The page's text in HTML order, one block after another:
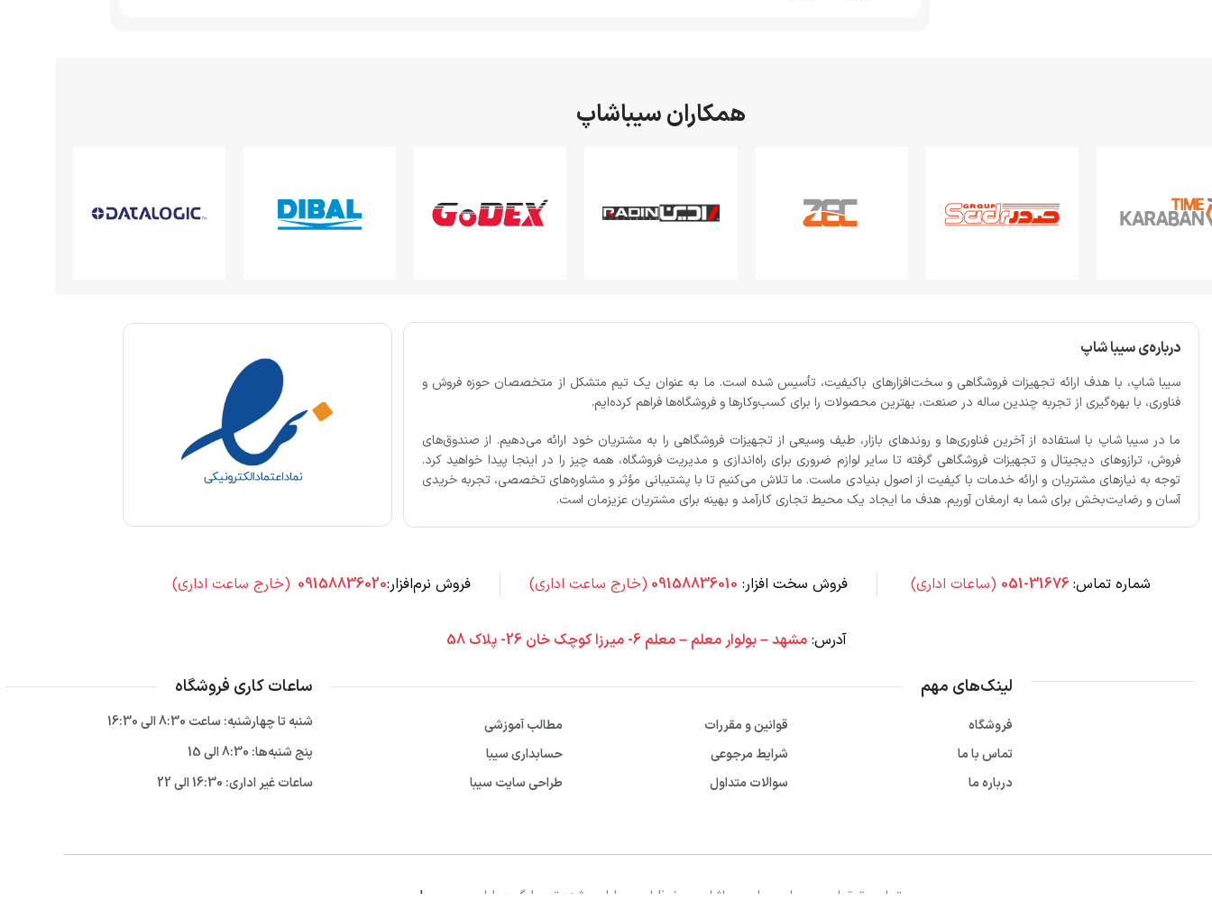
همکاران سیباشاپ
درباره‌ی سیبا شاپ
سیبا شاپ، با هدف ارائه تجهیزات فروشگاهی و سخت‌افزارهای باکیفیت، تأسیس شده است. ما به عنوان یک تیم متشکل از متخصصان حوزه فروش و
فناوری، با بهره‌گیری از تجربه چندین ساله در صنعت، بهترین محصولات را برای کسب‌وکارها و فروشگاه‌ها فراهم کرده‌ایم.
ما در سیبا شاپ با استفاده از آخرین فناوری‌ها و روندهای بازار، طیف وسیعی از تجهیزات فروشگاهی را به مشتریان خود ارائه می‌دهیم. از صندوق‌های
فروش، ترازوهای دیجیتال و تجهیزات فروشگاهی گرفته تا سایر لوازم ضروری برای راه‌اندازی و مدیریت فروشگاه، همه چیز را در اینجا پیدا خواهید کرد.
توجه به نیازهای مشتریان و ارائه خدمات با کیفیت از اصول بنیادی ماست. ما تلاش می‌کنیم تا با پشتیبانی مؤثر و مشاوره‌های تخصصی، تجربه خریدی
آسان و رضایت‌بخش برای شما به ارمغان آوریم. هدف ما ایجاد یک محیط تجاری کارآمد و بهینه برای مشتریان عزیزمان است.
شماره تماس: (ساعات اداری) فروش سخت افزار: 09158836010 (خارج ساعت اداری) فروش نرم‌افزار:09158836020 (خارج ساعت اداری)
آدرس: مشهد – بولوار معلم – معلم 6- میرزا کوچک خان 26- پلاک 58
لینک‌های مهم
فروشگاه
تماس با ما
درباره ما
قوانین و مقررات
شرایط مرجوعی
سوالات متداول
مطالب آموزشی
حسابداری سیبا
طراحی سایت سیبا
ساعات کاری فروشگاه
شنبه تا چهارشنبه: ساعت 8:30 الی 16:30
پنج شنبه‌ها: 8:30 الی 15
ساعات غیر اداری: 16:30 الی 22
تمام حقوق اين وب‌سايت برای سیباشاپ محفوظ است. طراحی شده توسط گروه طراحی وب سیبا